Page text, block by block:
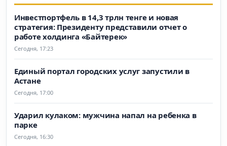
Инвестпортфель в 14,3 трлн тенге и новая
стратегия: Президенту представили отчет о
работе холдинга «Байтерек»
Сегодня, 17:23
Единый портал городских услуг запустили в
Астане
Сегодня, 17:00
Ударил кулаком: мужчина напал на ребенка в
парке
Сегодня, 16:30